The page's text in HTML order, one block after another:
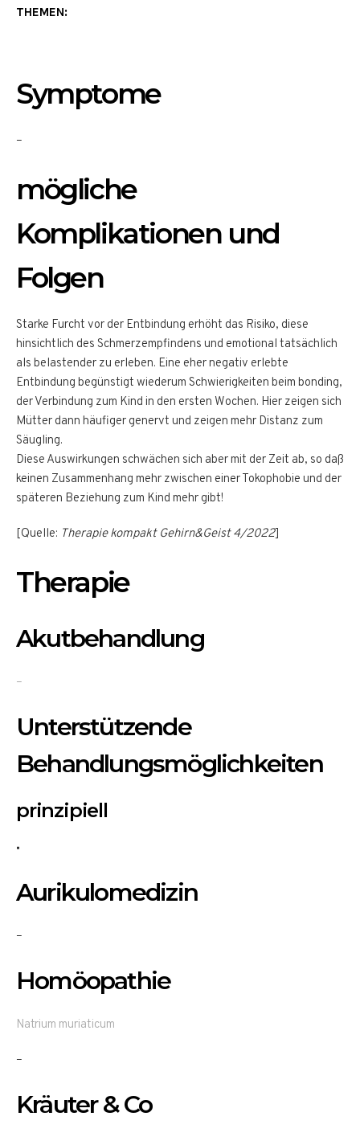
THEMEN:
Symptome
–
mögliche
Komplikationen und
Folgen
Starke Furcht vor der Entbindung erhöht das Risiko, diese
hinsichtlich des Schmerzempfindens und emotional tatsächlich
als belastender zu erleben. Eine eher negativ erlebte
Entbindung begünstigt wiederum Schwierigkeiten beim bonding,
der Verbindung zum Kind in den ersten Wochen. Hier zeigen sich
Mütter dann häufiger genervt und zeigen mehr Distanz zum
Säugling.
Diese Auswirkungen schwächen sich aber mit der Zeit ab, so daß
keinen Zusammenhang mehr zwischen einer Tokophobie und der
späteren Beziehung zum Kind mehr gibt!
[Quelle: Therapie kompakt Gehirn&Geist 4/2022]
Therapie
Akutbehandlung
–
Unterstützende
Behandlungsmöglichkeiten
prinzipiell
Aurikulomedizin
–
Homöopathie
Natrium muriaticum
–
Kräuter & Co